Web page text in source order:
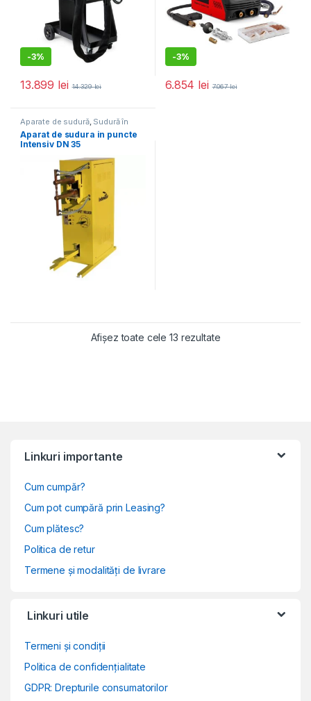
-3%
13.899 lei 14.329lei
-3%
6.854 lei 7.067lei
Aparate de sudură, Sudură în
puncte
Aparat de sudura in puncte
Intensiv DN 35
Afișez toate cele 13 rezultateSortat după
Linkuri importante
Cum cumpăr?
Cum pot cumpără prin Leasing?
Cum plătesc?
Politica de retur
Termene și modalități de livrare
Linkuri utile
Termeni și condiții
Politica de confidențialitate
GDPR: Drepturile consumatorilor